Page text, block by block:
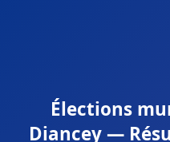
Élections
Diancey —